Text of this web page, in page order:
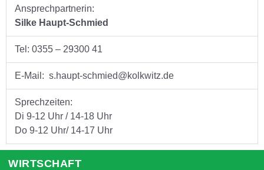
WIRTSCHAFT
Ansprechpartnerin:
Silke Haupt-Schmied
Tel: 0355 – 29300 41
E-Mail: s.haupt-schmied@kolkwitz.de
Sprechzeiten:
Di 9-12 Uhr / 14-18 Uhr
Do 9-12 Uhr/ 14-17 Uhr